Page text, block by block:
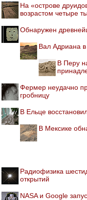
На «острове
возрастом четыре
Обнаружен
Вал Адриана
В Перу
Фермер неудачно
гробницу
В Ельце
В Мексике
Радиофизика
открытий
NASA и Google